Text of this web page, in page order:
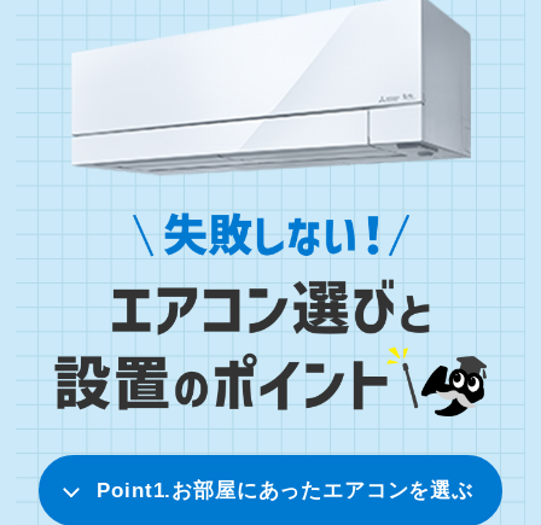
Point1.お部屋にあったエアコンを選ぶ